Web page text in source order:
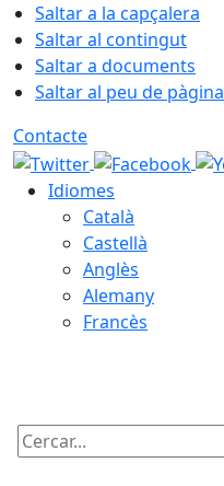
Saltar a la capçalera
Saltar al contingut
Saltar a documents
Saltar al peu de pàgina
Contacte
Idiomes
Català
Castellà
Anglès
Alemany
Francès
Cercar: